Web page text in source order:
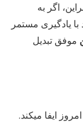
اگر به
با یادگیری مستمر
موفق تبدیل
ایفا میکند.